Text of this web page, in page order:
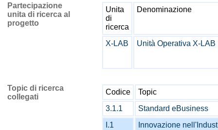
Partecipazione
unita di ricerca al
progetto
Unita
di
ricerca
Denominazione
X-LAB Unità Operativa X-LAB
Topic di ricerca
collegati
Codice
Topic
3.1.1
Standard eBusiness
I.1
Innovazione